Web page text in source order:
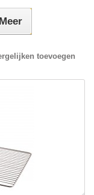
Meer
toevoegen